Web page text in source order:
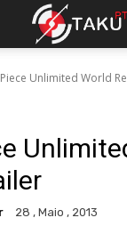
Unlimited World
28 , Maio , 2013